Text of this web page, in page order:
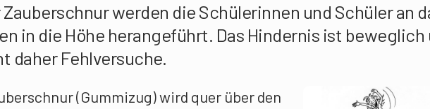
Zauberschnur werden die Schülerinnen und Schüler an
in die Höhe herangeführt. Das Hindernis ist beweglich
daher Fehlversuche.
(Gummizug) wird quer über den